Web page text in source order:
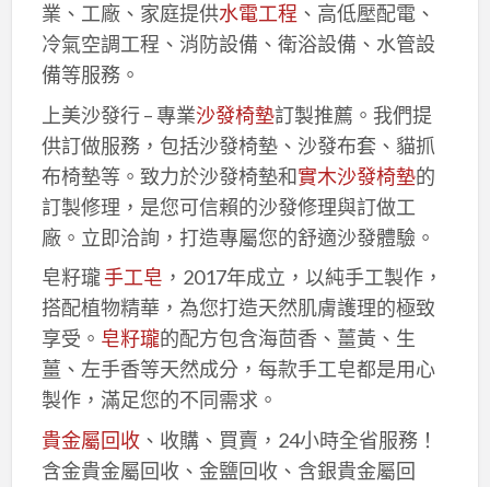
業、工廠、家庭提供水電工程 、高低壓配電、
冷氣空調工程、消防設備、衛浴設備、水管設
備等服務。
上美沙發行 – 專業沙發椅墊訂製推薦。我們提
供訂做服務，包括沙發椅墊、沙發布套、貓抓
布椅墊等。致力於沙發椅墊和實木沙發椅墊的
訂製修理，是您可信賴的沙發修理與訂做工
廠。立即洽詢，打造專屬您的舒適沙發體驗。
皂籽瓏手工皂 ，2017年成立，以純手工製作，
搭配植物精華，為您打造天然肌膚護理的極致
享受。 皂籽瓏的配方包含海茴香、薑黃、生
薑、左手香等天然成分，每款手工皂都是用心
製作，滿足您的不同需求。
貴金屬回收、收購、買賣，24小時全省服務！
含金貴金屬回收、金鹽回收、含銀貴金屬回